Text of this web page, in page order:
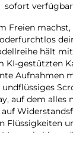
sofort verfügbar
Freien machst,
hält
KI-gestützten
Aufnahmen
auf dem alles
Flüssigkeiten